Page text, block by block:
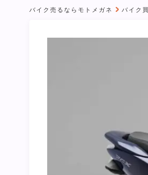
バイク売るならモトメガネ バイク